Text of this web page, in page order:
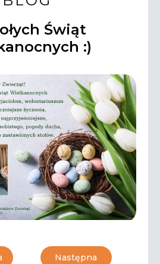
Świąt
:)
Następna